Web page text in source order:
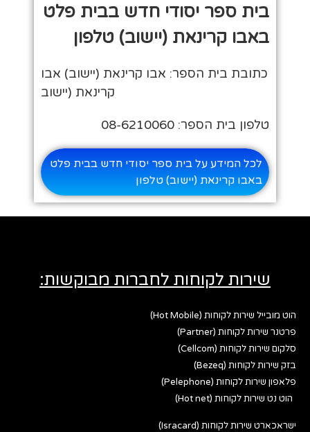
בית ספר יסודי חדש בבית פלט
באבו קרינאת (יישוב) טלפון
כתובת בית הספר: אבו קרינאת (יישוב) אבו
קרינאת (יישוב
טלפון בית הספר: 08-6210060
לכל המידע על בית ספר יסודי חדש בבית פלט
באבו קרינאת (יישוב) טלפון
שירות לקוחות לחברות מבוקשות:
הוט מובייל שירות לקוחות (Hot Mobile)
פרטנר שירות לקוחות (Partner)
סלקום שירות לקוחות (Cellcom)
בזק שירות לקוחות (Bezeq)
פלאפון שירות לקוחות (Pelephone)
הוט נט שירות לקוחות (Hot net)
ישראכארט שירות לקוחות (Isracard)